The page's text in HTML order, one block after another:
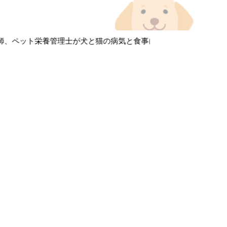
ペット栄養管理士が犬と猫の病気と食事について徹底解説してい